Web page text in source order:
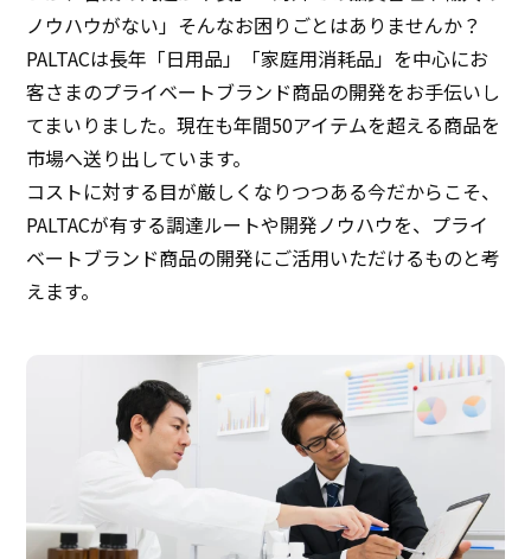
ノウハウがない」そんなお困りごとはありませんか？
PALTACは長年「日用品」「家庭用消耗品」を中心にお
客さまのプライベートブランド商品の開発をお手伝いし
てまいりました。現在も年間50アイテムを超える商品を
市場へ送り出しています。
コストに対する目が厳しくなりつつある今だからこそ、
PALTACが有する調達ルートや開発ノウハウを、プライ
ベートブランド商品の開発にご活用いただけるものと考
えます。